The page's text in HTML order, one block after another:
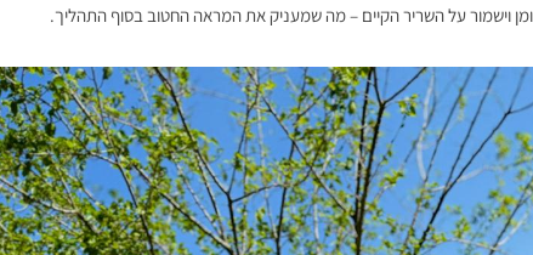
וישמור על השריר הקיים – מה שמעניק את המראה החטוב בסוף התהליך.